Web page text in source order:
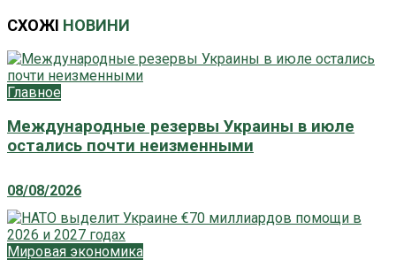
СХОЖІ НОВИНИ
Главное
Международные резервы Украины в июле
остались почти неизменными
08/08/2026
Мировая экономика